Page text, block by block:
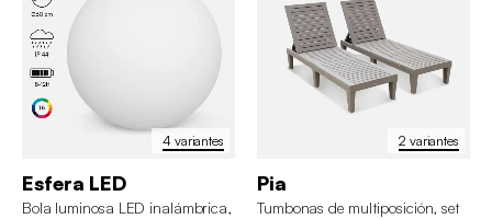
4 variantes
Esfera LED
Bola luminosa LED inalámbrica,
2 variantes
Pia
Tumbonas de multiposición, set